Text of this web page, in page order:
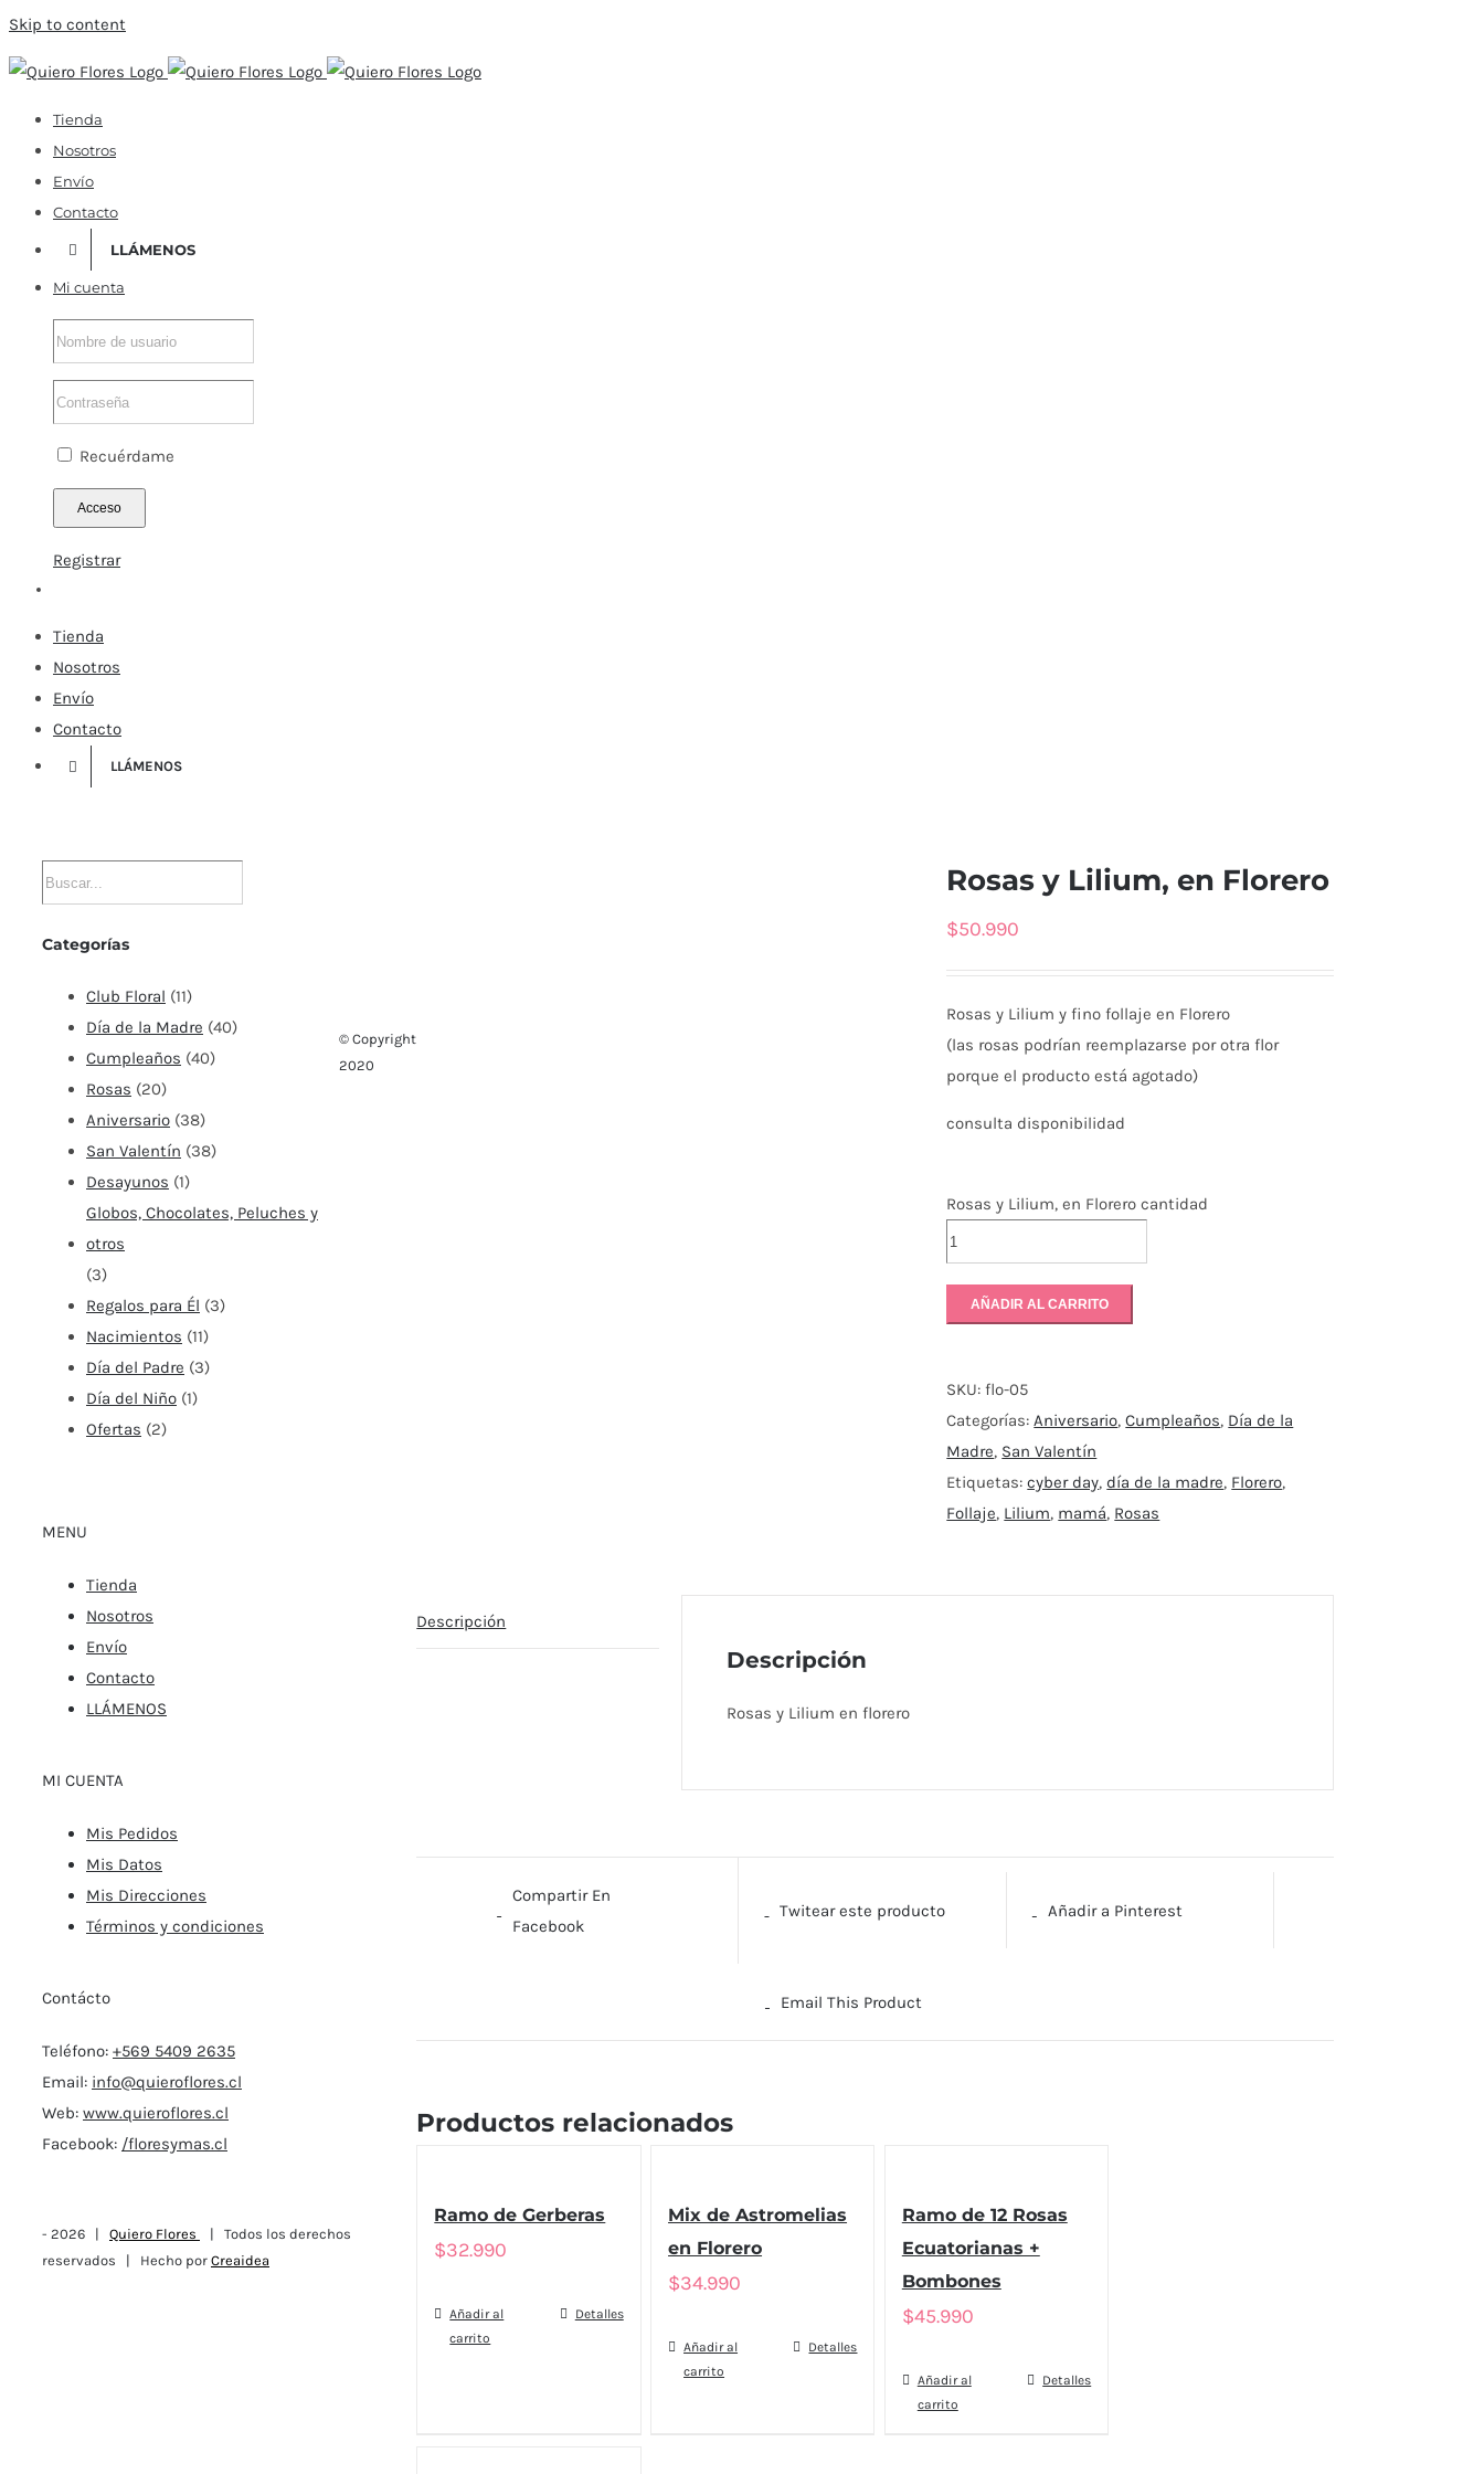
Skip to content
Tienda
Nosotros
Envío
Contacto
LLÁMENOS
Mi cuenta
Recuérdame
Registrar
Tienda
Nosotros
Envío
Contacto
LLÁMENOS
Rosas y Lilium, en Florero
$50.990
Rosas y Lilium y fino follaje en Florero
(las rosas podrían reemplazarse por otra flor
porque el producto está agotado)
consulta disponibilidad
Rosas y Lilium, en Florero cantidad
AÑADIR AL CARRITO
SKU:flo-05
Categorías:Aniversario,Cumpleaños, Día de la
Madre, San Valentín
Etiquetas:cyber day, día de la madre, Florero,
Follaje, Lilium, mamá, Rosas
Descripción
Descripción
Rosas y Lilium en florero
Compartir En
Facebook
Twitear este producto Añadir a Pinterest
Email This Product
Productos relacionados
Ramo de Gerberas
$32.990
Añadir al
carrito
Detalles
Mix de Astromelias
en Florero
$34.990
Añadir al
carrito
Detalles
Ramo de 12 Rosas
Ecuatorianas +
Bombones
$45.990
Añadir al
carrito
Detalles
Categorías
Club Floral (11)
Día de la Madre (40)
Cumpleaños (40)
Rosas (20)
Aniversario (38)
San Valentín (38)
Desayunos (1)
Globos, Chocolates, Peluches y
otros
(3)
Regalos para Él (3)
Nacimientos (11)
Día del Padre (3)
Día del Niño (1)
Ofertas (2)
MENU
Tienda
Nosotros
Envío
Contacto
LLÁMENOS
MI CUENTA
Mis Pedidos
Mis Datos
Mis Direcciones
Términos y condiciones
Contácto
Teléfono: +569 5409 2635
Email: info@quieroflores.cl
Web: www.quieroflores.cl
Facebook: /floresymas.cl
© Copyright
2020
- 2026 | Quiero Flores
| Todos los derechos
reservados | Hecho por Creaidea